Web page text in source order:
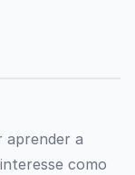
aprender a
como